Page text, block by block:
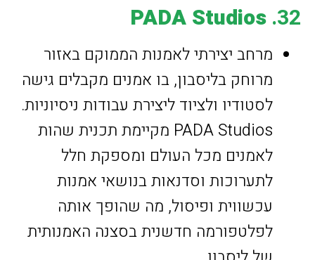
32.
PADA Studios
מרחב יצירתי לאמנות הממוקם באזור
מרוחק בליסבון, בו אמנים מקבלים גישה
לסטודיו ולציוד ליצירת עבודות ניסיוניות.
PADA Studios מקיימת תכנית שהות
לאמנים מכל העולם ומספקת חלל
לתערוכות וסדנאות בנושאי אמנות
עכשווית ופיסול, מה שהופך אותה
לפלטפורמה חדשנית בסצנה האמנותית